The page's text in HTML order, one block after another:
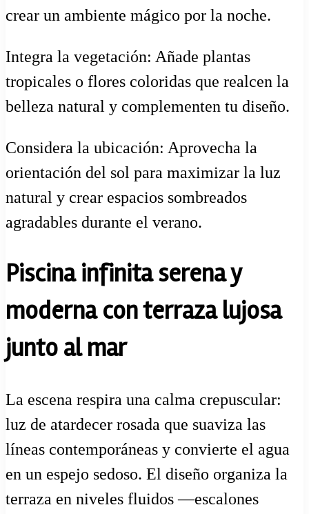
crear un ambiente mágico por la noche.
Integra la vegetación: Añade plantas
tropicales o flores coloridas que realcen la
belleza natural y complementen tu diseño.
Considera la ubicación: Aprovecha la
orientación del sol para maximizar la luz
natural y crear espacios sombreados
agradables durante el verano.
Piscina infinita serena y
moderna con terraza lujosa
junto al mar
La escena respira una calma crepuscular:
luz de atardecer rosada que suaviza las
líneas contemporáneas y convierte el agua
en un espejo sedoso. El diseño organiza la
terraza en niveles fluidos —escalones